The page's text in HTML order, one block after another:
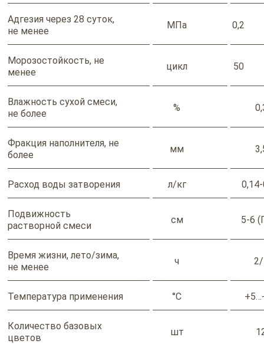
Адгезия через 28 суток,
не менее
МПа 0,2
Морозостойкость, не
менее
цикл 50
Влажность сухой смеси,
не более
%
Фракция наполнителя, не
более
мм
Расход воды затворения л/кг
Подвижность
растворной смеси
см 5-6
Время жизни, лето/зима,
не менее
ч
Температура применения °С
Количество базовых
цветов
шт